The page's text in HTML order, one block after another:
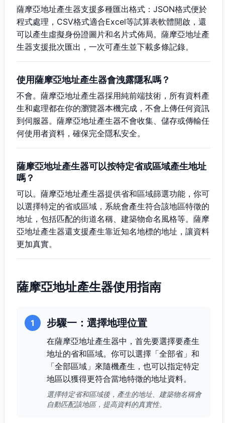
薩摩亞地址產生器支援多種匯出格式：JSON格式便於
程式處理，CSV格式適合Excel等試算表軟體開啟，還
可以產生虛擬身份證圖片和名片式佈局。薩摩亞地址產
生器支援批次匯出，一次可產生並下載多條記錄。
使用薩摩亞地址產生器會洩露隱私嗎？
不會。薩摩亞地址產生器採用純前端技術，所有資料產
生和處理都在你的瀏覽器本機完成，不會上傳任何資訊
到伺服器。薩摩亞地址產生器不會收集、儲存或傳輸任
何使用者資料，確保完全隱私安全。
薩摩亞地址產生器可以按特定省或區域產生地址
嗎？
可以。薩摩亞地址產生器提供省和區域篩選功能，你可
以選擇特定的省或區域，系統會產生符合該地區特徵的
地址，包括匹配的街道名稱、建築物命名風格等。薩摩
亞地址產生器還支援產生靠近知名地標的地址，讓資料
更加真實。
薩摩亞地址產生器使用指南
1 步驟一：選擇地理位置
在薩摩亞地址產生器中，首先要選擇要產生
地址的省和區域。你可以選擇「全部省」和
「全部區域」來隨機產生，也可以指定特定
地區以獲得更符合當地特徵的地址資料。
選擇特定省和區域後，產生的地址、建築物名稱會
自動匹配該地區，提高資料的真實性。